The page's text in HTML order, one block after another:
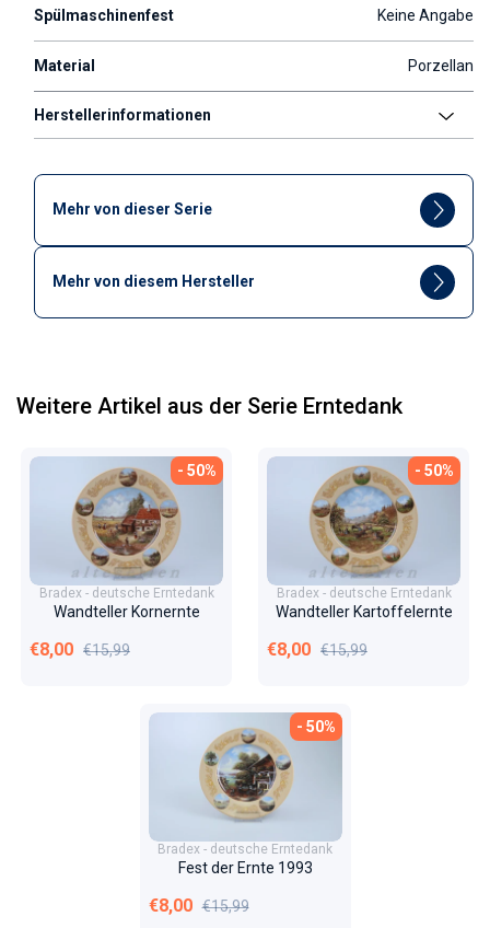
Spülmaschinenfest Keine Angabe
Material Porzellan
Herstellerinformationen
Mehr von dieser Serie
Mehr von diesem Hersteller
Weitere Artikel aus der Serie Erntedank
- 50%
Bradex - deutsche Erntedank
Wandteller Kornernte
Verkaufspreis
€8,00 Normaler Preis
€15,99
- 50%
Bradex - deutsche Erntedank
Wandteller Kartoffelernte
Verkaufspreis
€8,00 Normaler Preis
€15,99
- 50%
Bradex - deutsche Erntedank
Fest der Ernte 1993
Verkaufspreis
€8,00 Normaler Preis
€15,99